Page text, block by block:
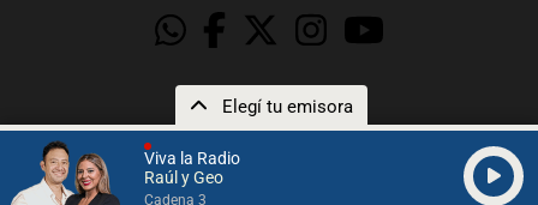
Viva la Radio
Raúl y Geo
Cadena 3
Elegí tu emisora